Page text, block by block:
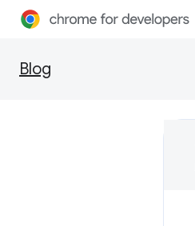
Blog